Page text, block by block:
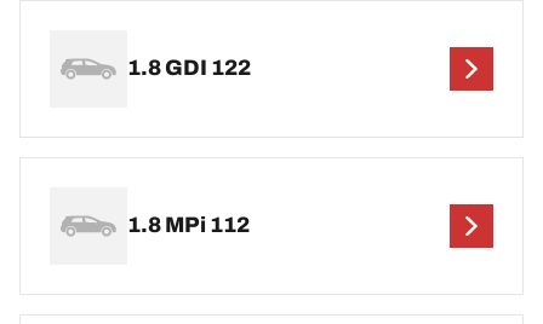
1.8 GDI 122
1.8 MPi 112